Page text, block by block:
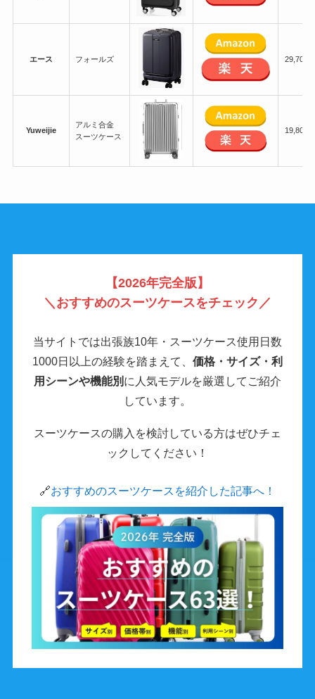
エース フォールズ 29,700
Yuweijie
アルミ合金
スーツケース
19,800
【2026年完全版】
＼ おすすめのスーツケースをチェック／
当サイトでは出張族10年・スーツケース使用日数
1000日以上の経験を踏まえて、 価格・サイズ・利
用シーンや機能別 に人気モデルを厳選してご紹介
しています。
スーツケースの購入を検討している方はぜひチェ
ックしてください！
🔗おすすめのスーツケースを紹介した記事へ！